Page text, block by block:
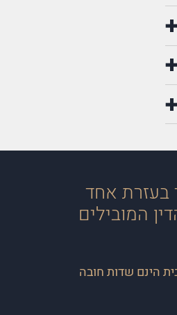
בעזרת אחד
המובילים
הינם שדות חובה